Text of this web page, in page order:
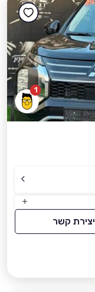
1
יצירת קשר